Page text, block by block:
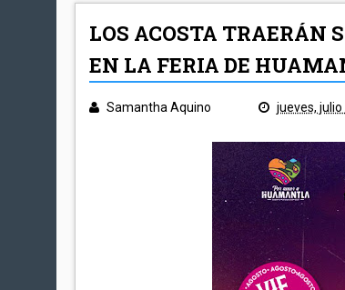
LOS ACOSTA TRAERÁN
EN LA FERIA DE
Samantha Aquino jueves, julio